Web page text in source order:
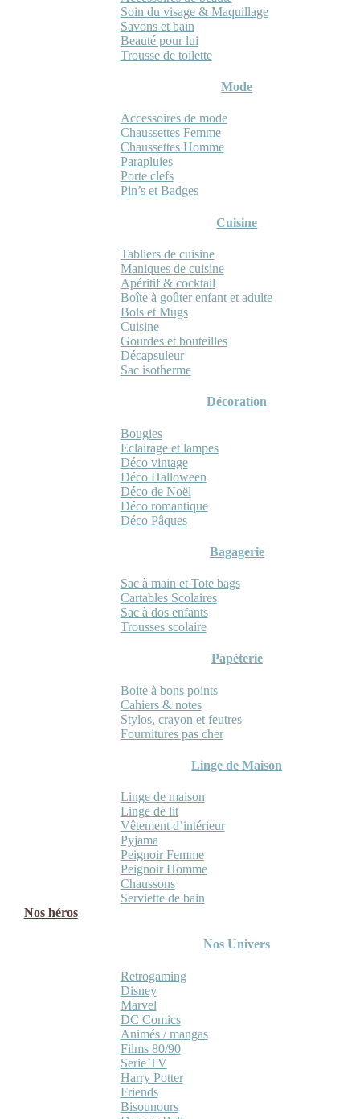
Soin du visage & Maquillage
Savons et bain
Beauté pour lui
Trousse de toilette
Mode
Accessoires de mode
Chaussettes Femme
Chaussettes Homme
Parapluies
Porte clefs
Pin’s et Badges
Cuisine
Tabliers de cuisine
Maniques de cuisine
Apéritif & cocktail
Boîte à goûter enfant et adulte
Bols et Mugs
Cuisine
Gourdes et bouteilles
Décapsuleur
Sac isotherme
Décoration
Bougies
Eclairage et lampes
Déco vintage
Déco Halloween
Déco de Noël
Déco romantique
Déco Pâques
Bagagerie
Sac à main et Tote bags
Cartables Scolaires
Sac à dos enfants
Trousses scolaire
Papèterie
Boite à bons points
Cahiers & notes
Stylos, crayon et feutres
Fournitures pas cher
Linge de Maison
Linge de maison
Linge de lit
Vêtement d’intérieur
Pyjama
Peignoir Femme
Peignoir Homme
Chaussons
Serviette de bain
Nos héros
Nos Univers
Retrogaming
Disney
Marvel
DC Comics
Animés / mangas
Films 80/90
Serie TV
Harry Potter
Friends
Bisounours